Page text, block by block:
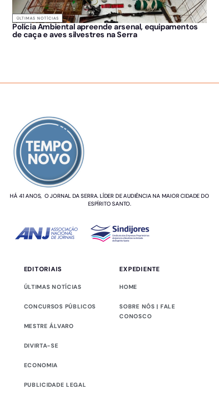
ÚLTIMAS NOTÍCIAS
Polícia Ambiental apreende arsenal, equipamentos
de caça e aves silvestres na Serra
HÁ 41 ANOS, O JORNAL DA SERRA. LÍDER DE AUDIÊNCIA NA MAIOR CIDADE DO
ESPÍRITO SANTO.
EDITORIAIS
ÚLTIMAS NOTÍCIAS
CONCURSOS PÚBLICOS
MESTRE ÁLVARO
DIVIRTA-SE
ECONOMIA
PUBLICIDADE LEGAL
EXPEDIENTE
HOME
SOBRE NÓS | FALE
CONOSCO